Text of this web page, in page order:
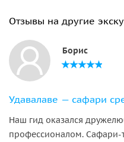
Отзывы на другие
Борис
Наш гид оказался
профессионалом. Сафари-